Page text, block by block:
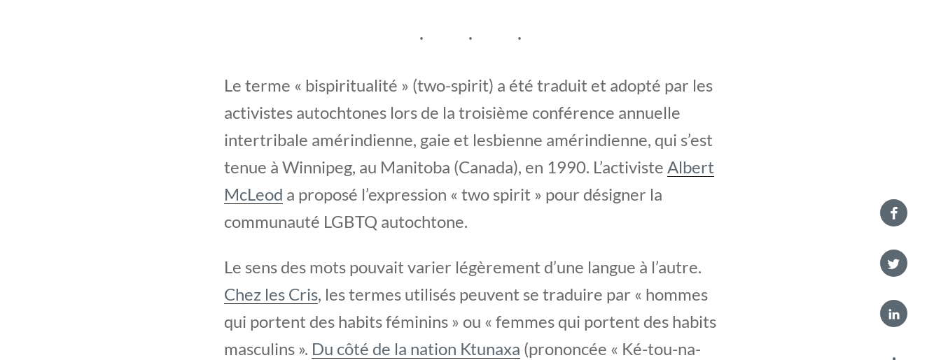
Le terme « bispiritualité » (two-spirit) a été traduit et adopté par les
activistes autochtones lors de la troisième conférence annuelle
intertribale amérindienne, gaie et lesbienne amérindienne, qui s’est
tenue à Winnipeg, au Manitoba (Canada), en 1990. L’activiste Albert
McLeod a proposé l’expression « two spirit » pour désigner la
communauté LGBTQ autochtone.
Le sens des mots pouvait varier légèrement d’une langue à l’autre.
Chez les Cris, les termes utilisés peuvent se traduire par « hommes
qui portent des habits féminins » ou « femmes qui portent des habits
masculins ». Du côté de la nation Ktunaxa (prononcée « Ké-tou-na-